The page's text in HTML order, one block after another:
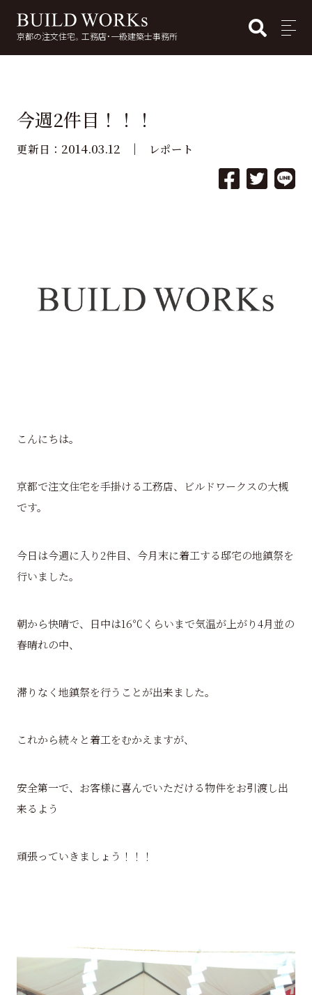
京都の注文住宅。工務店・一級建築士事務所 MENU
今週2件目！！！
更新日： 2014.03.12 レポート
こんにちは。
京都で注文住宅を手掛ける工務店、ビルドワークスの大槻
です。
今日は今週に入り2件目、今月末に着工する邸宅の地鎮祭を
行いました。
朝から快晴で、日中は16℃くらいまで気温が上がり4月並の
春晴れの中、
滞りなく地鎮祭を行うことが出来ました。
これから続々と着工をむかえますが、
安全第一で、お客様に喜んでいただける物件をお引渡し出
来るよう
頑張っていきましょう！！！